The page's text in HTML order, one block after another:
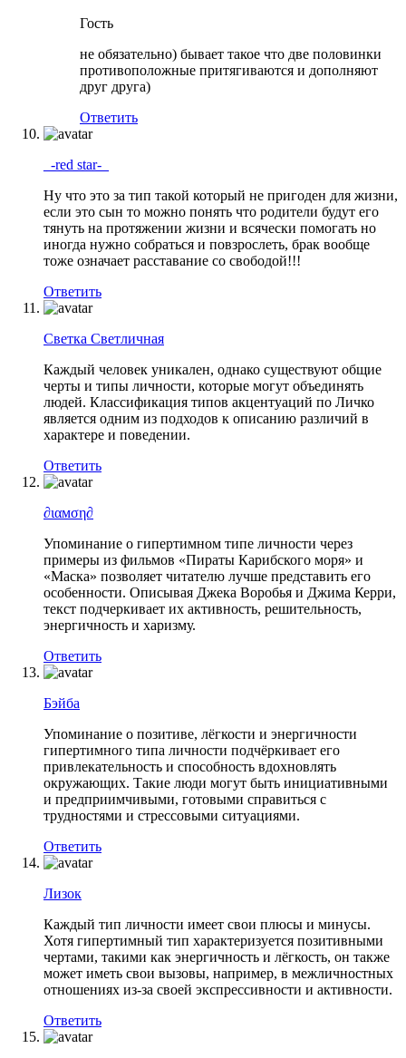
Гость
не обязательно) бывает такое что две половинки
противоположные притягиваются и дополняют
друг друга)
Ответить
_-red star-_
Ну что это за тип такой который не пригоден для жизни,
если это сын то можно понять что родители будут его
тянуть на протяжении жизни и всячески помогать но
иногда нужно собраться и повзрослеть, брак вообще
тоже означает расставание со свободой!!!
Ответить
Светка Светличная
Каждый человек уникален, однако существуют общие
черты и типы личности, которые могут объединять
людей. Классификация типов акцентуаций по Личко
является одним из подходов к описанию различий в
характере и поведении.
Ответить
∂ιαмση∂
Упоминание о гипертимном типе личности через
примеры из фильмов «Пираты Карибского моря» и
«Маска» позволяет читателю лучше представить его
особенности. Описывая Джека Воробья и Джима Керри,
текст подчеркивает их активность, решительность,
энергичность и харизму.
Ответить
Бэйба
Упоминание о позитиве, лёгкости и энергичности
гипертимного типа личности подчёркивает его
привлекательность и способность вдохновлять
окружающих. Такие люди могут быть инициативными
и предприимчивыми, готовыми справиться с
трудностями и стрессовыми ситуациями.
Ответить
Лизок
Каждый тип личности имеет свои плюсы и минусы.
Хотя гипертимный тип характеризуется позитивными
чертами, такими как энергичность и лёгкость, он также
может иметь свои вызовы, например, в межличностных
отношениях из-за своей экспрессивности и активности.
Ответить